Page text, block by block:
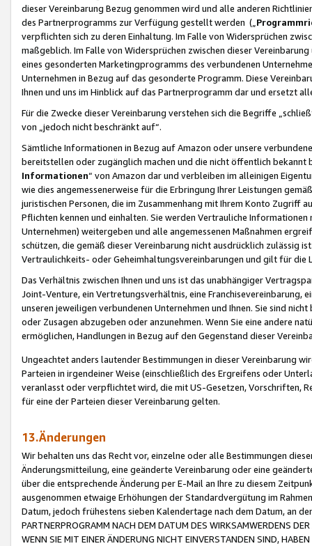
dieser Vereinbarung Bezug genommen wird und alle anderen
des Partnerprogramms zur Verfügung gestellt werden („
verpflichten sich zu deren Einhaltung. Im Falle von Widersprüchen
maßgeblich. Im Falle von Widersprüchen zwischen dieser
eines gesonderten Marketingprogramms des verbundenen
Unternehmen in Bezug auf das gesonderte Programm. Diese
Ihnen und uns im Hinblick auf das Partnerprogramm dar und ersetzt
Für die Zwecke dieser Vereinbarung verstehen sich die Begriffe
von „jedoch nicht beschränkt auf“.
Sämtliche Informationen in Bezug auf Amazon oder unsere
bereitstellen oder zugänglich machen und die nicht öffentlich
Informationen“ von Amazon dar und verbleiben im alleinigen
wie dies angemessenerweise für die Erbringung Ihrer Leistungen
juristischen Personen, die im Zusammenhang mit Ihrem Konto
Pflichten kennen und einhalten. Sie werden Vertrauliche
Unternehmen) weitergeben und alle angemessenen Maßnahmen
schützen, die gemäß dieser Vereinbarung nicht ausdrücklich zulässig
Vertraulichkeits- oder Geheimhaltungsvereinbarungen und gilt für die
Das Verhältnis zwischen Ihnen und uns ist das unabhängiger
Joint-Venture, ein Vertretungsverhältnis, eine Franchisevereinbarung,
unseren jeweiligen verbundenen Unternehmen und Ihnen. Sie sind
oder Zusagen abzugeben oder anzunehmen. Wenn Sie eine andere
ermöglichen, Handlungen in Bezug auf den Gegenstand dieser
Ungeachtet anders lautender Bestimmungen in dieser Vereinbarung
Parteien in irgendeiner Weise (einschließlich des Ergreifens oder
veranlasst oder verpflichtet wird, die mit US-Gesetzen, Vorschriften,
für eine der Parteien dieser Vereinbarung gelten.
13.Änderungen
Wir behalten uns das Recht vor, einzelne oder alle Bestimmungen
Änderungsmitteilung, eine geänderte Vereinbarung oder eine
über die entsprechende Änderung per E-Mail an Ihre zu diesem
ausgenommen etwaige Erhöhungen der Standardvergütung im
Datum, jedoch frühestens sieben Kalendertage nach dem Datum, an
PARTNERPROGRAMM NACH DEM DATUM DES WIRKSAMWERDENS
WENN SIE MIT EINER ÄNDERUNG NICHT EINVERSTANDEN SIND,